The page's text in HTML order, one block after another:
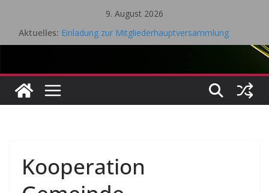
9. August 2026
Aktuelles: Einladung zur Mitgliederhauptversammlung
Eifel Cup – LK Turnier
Gesamtvorstandssitzung – 21. April 2026
Kooperation